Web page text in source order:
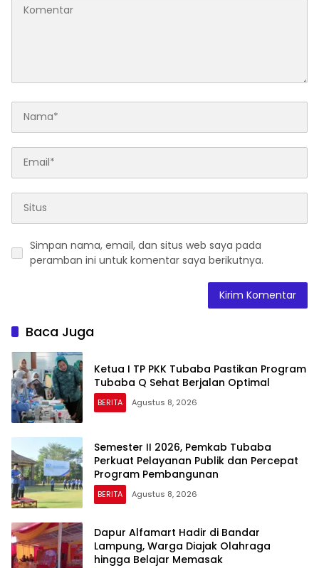
Simpan nama, email, dan situs web saya pada
peramban ini untuk komentar saya berikutnya.
Baca Juga
Ketua I TP PKK Tubaba Pastikan Program
Tubaba Q Sehat Berjalan Optimal
BERITA Agustus 8, 2026
Semester II 2026, Pemkab Tubaba
Perkuat Pelayanan Publik dan Percepat
Program Pembangunan
BERITA Agustus 8, 2026
Dapur Alfamart Hadir di Bandar
Lampung, Warga Diajak Olahraga
hingga Belajar Memasak